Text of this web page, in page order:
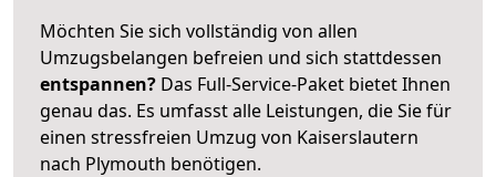
Möchten Sie sich vollständig von allen
Umzugsbelangen befreien und sich stattdessen
entspannen? Das Full-Service-Paket bietet Ihnen
genau das. Es umfasst alle Leistungen, die Sie für
einen stressfreien Umzug von Kaiserslautern
nach Plymouth benötigen.